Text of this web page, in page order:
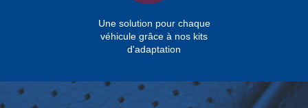
Une solution pour chaque
véhicule grâce à nos kits
d'adaptation